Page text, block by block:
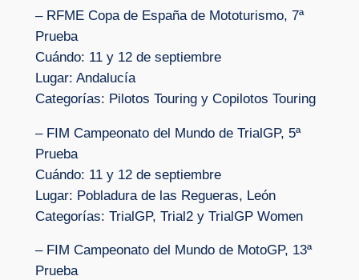
– RFME Copa de España de Mototurismo, 7ª
Prueba
Cuándo: 11 y 12 de septiembre
Lugar: Andalucía
Categorías: Pilotos Touring y Copilotos Touring
– FIM Campeonato del Mundo de TrialGP, 5ª
Prueba
Cuándo: 11 y 12 de septiembre
Lugar: Pobladura de las Regueras, León
Categorías: TrialGP, Trial2 y TrialGP Women
– FIM Campeonato del Mundo de MotoGP, 13ª
Prueba